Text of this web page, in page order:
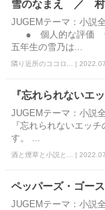
雪のなまえ ／ 村
JUGEMテーマ：小
● 個人的な評価
五年生の雪乃は...
隣り近所のココロ... |
『忘れられないエ
JUGEMテーマ：小
『忘れられないエッ
す。 ...
酒と煙草と小説と... |
ペッパーズ・ゴー
JUGEMテーマ：小